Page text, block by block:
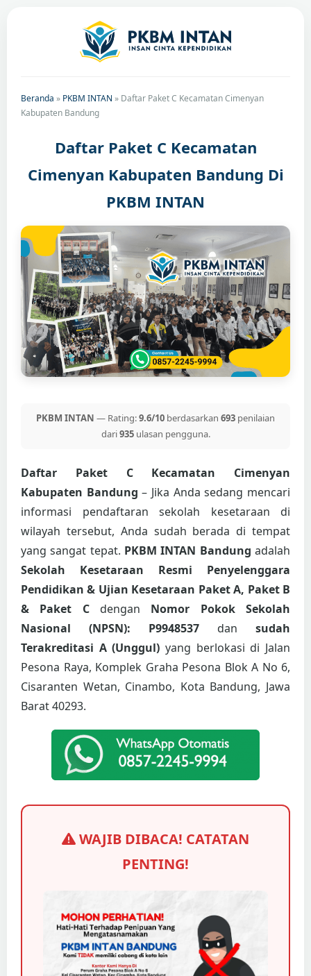
Beranda » PKBM INTAN » Daftar Paket C Kecamatan Cimenyan
Kabupaten Bandung
Daftar Paket C Kecamatan
Cimenyan Kabupaten Bandung Di
PKBM INTAN
PKBM INTAN — Rating:9.6/10 berdasarkan 693 penilaian
dari935ulasan pengguna.
Daftar Paket C Kecamatan Cimenyan
Kabupaten Bandung – Jika Anda sedang mencari
informasi pendaftaran sekolah kesetaraan di
wilayah tersebut, Anda sudah berada di tempat
yang sangat tepat. PKBM INTAN Bandung adalah
Sekolah Kesetaraan Resmi Penyelenggara
Pendidikan & Ujian Kesetaraan Paket A, Paket B
& Paket Cdengan Nomor Pokok Sekolah
Nasional (NPSN): P9948537 dan sudah
Terakreditasi A (Unggul) yang berlokasi di Jalan
Pesona Raya, Komplek Graha Pesona Blok A No 6,
Cisaranten Wetan, Cinambo, Kota Bandung, Jawa
Barat 40293.
WAJIB DIBACA! CATATAN
PENTING!